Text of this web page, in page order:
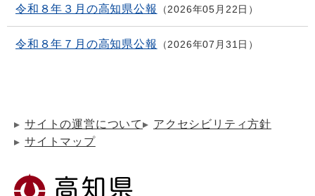
令和８年３月の高知県公報 2026年05月22日
令和８年７月の高知県公報 2026年07月31日
サイトの運営について
アクセシビリティ方針
サイトマップ